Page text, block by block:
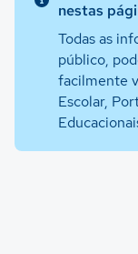
nestas
Todas as
público,
facilmente
Escolar,